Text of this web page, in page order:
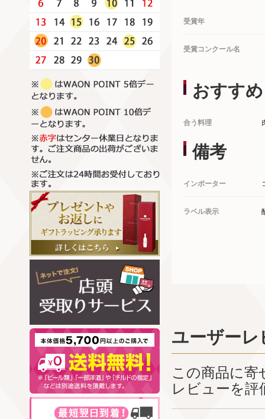
受賞年
受賞コンクール名
おすすめ
合う料理
備考
インポーター
ラベル表示
ユーザーレ
この商品に
レビューを評